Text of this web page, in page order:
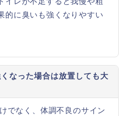
的に臭いも強くなりやすい
なった場合は放置しても大
でなく、体調不良のサイン